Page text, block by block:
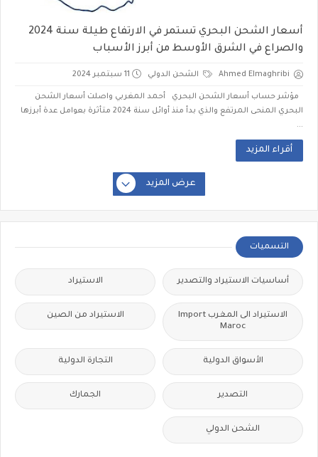
أسعار الشحن البحري تستمر في الارتفاع طيلة سنة 2024
والصراع في الشرق الأوسط من أبرز الأسباب
Ahmed Elmaghribi الشحن الدولي 11 سبتمبر 2024
مؤشر حساب أسعار الشحن البحري أحمد المغربي واصلت أسعار الشحن
البحري المنحى المرتفع والذي بدأ منذ أوائل سنة 2024 متأثرة بعوامل عدة أبرزها
...
أقراء المزيد
عرض المزيد
التسميات
أساسيات الاستيراد والتصدير الاستيراد
الاستيراد الى المغرب Import
Maroc
الاستيراد من الصين
الأسواق الدولية التجارة الدولية
التصدير الجمارك
الشحن الدولي